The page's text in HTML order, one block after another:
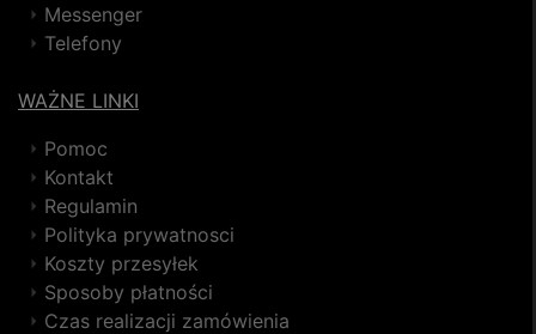
Messenger
Telefony
WAŻNE LINKI
Pomoc
Kontakt
Regulamin
Polityka prywatnosci
Koszty przesyłek
Sposoby płatności
Czas realizacji zamówienia